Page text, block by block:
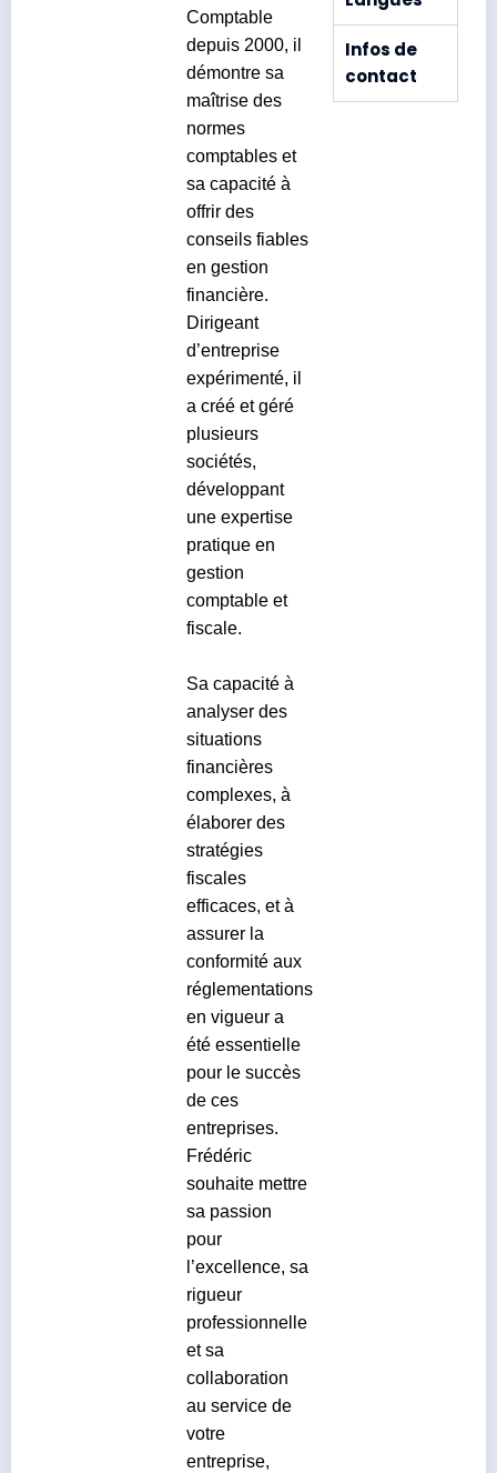
Comptable
depuis 2000, il
démontre sa
maîtrise des
normes
comptables et
sa capacité à
offrir des
conseils fiables
en gestion
financière.
Dirigeant
d’entreprise
expérimenté, il
a créé et géré
plusieurs
sociétés,
développant
une expertise
pratique en
gestion
comptable et
fiscale.
Sa capacité à
analyser des
situations
financières
complexes, à
élaborer des
stratégies
fiscales
efficaces, et à
assurer la
conformité aux
réglementations
en vigueur a
été essentielle
pour le succès
de ces
entreprises.
Frédéric
souhaite mettre
sa passion
pour
l’excellence, sa
rigueur
professionnelle
et sa
collaboration
au service de
votre
entreprise,
Infos de
contact